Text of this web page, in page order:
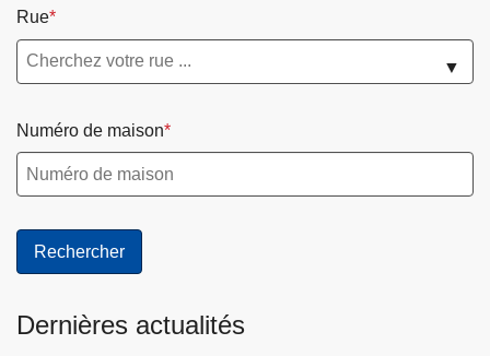
Rue
▼
Numéro de maison
Dernières actualités